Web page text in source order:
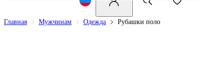
Главная Мужчинам Одежда Рубашки поло